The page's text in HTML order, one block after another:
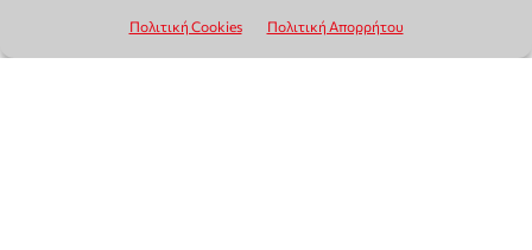
Πολιτική Cookies Πολιτική Απορρήτου